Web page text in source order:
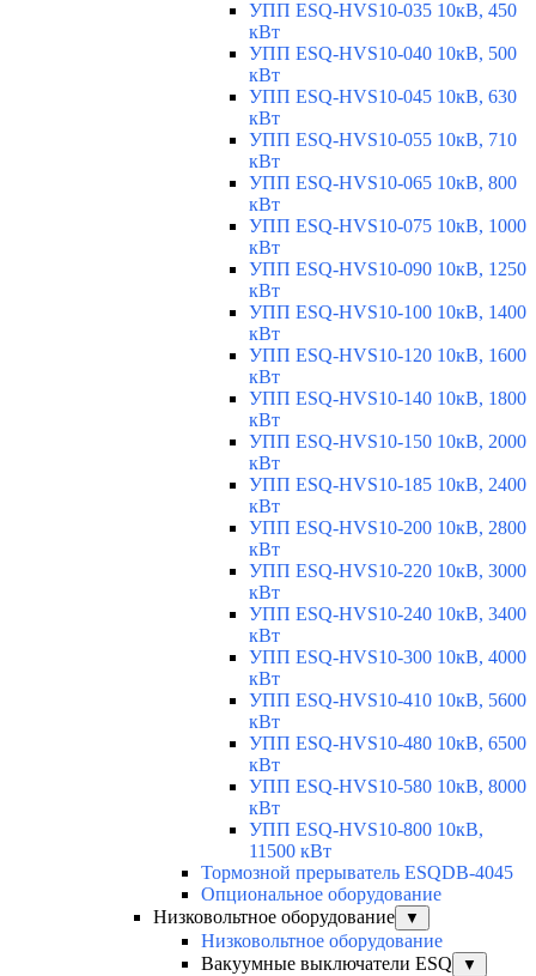
УПП ESQ-HVS10-035 10кВ, 450
кВт
УПП ESQ-HVS10-040 10кВ, 500
кВт
УПП ESQ-HVS10-045 10кВ, 630
кВт
УПП ESQ-HVS10-055 10кВ, 710
кВт
УПП ESQ-HVS10-065 10кВ, 800
кВт
УПП ESQ-HVS10-075 10кВ, 1000
кВт
УПП ESQ-HVS10-090 10кВ, 1250
кВт
УПП ESQ-HVS10-100 10кВ, 1400
кВт
УПП ESQ-HVS10-120 10кВ, 1600
кВт
УПП ESQ-HVS10-140 10кВ, 1800
кВт
УПП ESQ-HVS10-150 10кВ, 2000
кВт
УПП ESQ-HVS10-185 10кВ, 2400
кВт
УПП ESQ-HVS10-200 10кВ, 2800
кВт
УПП ESQ-HVS10-220 10кВ, 3000
кВт
УПП ESQ-HVS10-240 10кВ, 3400
кВт
УПП ESQ-HVS10-300 10кВ, 4000
кВт
УПП ESQ-HVS10-410 10кВ, 5600
кВт
УПП ESQ-HVS10-480 10кВ, 6500
кВт
УПП ESQ-HVS10-580 10кВ, 8000
кВт
УПП ESQ-HVS10-800 10кВ,
11500 кВт
Тормозной прерыватель ESQDB-4045
Опциональное оборудование
Низковольтное оборудование
▼
Низковольтное оборудование
Вакуумные выключатели ESQ
▼